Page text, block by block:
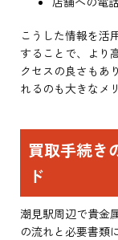
こうした情報を活
することで、より
クセスの良さもあ
れるのも大きなメ
買取手続き
ド
潮見駅周辺で貴金
の流れと必要書類